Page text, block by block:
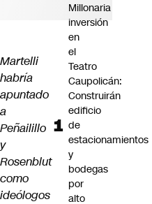
Martelli
habría
apuntado
a
Peñailillo
y
Rosenblut
como
ideólogos
Millonaria
inversión
en
el
Teatro
Caupolicán:
Construirán
edificio
de
estacionamientos
y
bodegas
por
alto